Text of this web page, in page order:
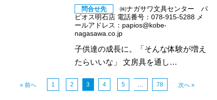
問合せ先
㈱ナガサワ文具センター パ
ピオス明石店 電話番号：078-915-5288 メ
ールアドレス：papios@kobe-
nagasawa.co.jp
子供達の成長に。「そんな体験が増え
たらいいな」 文房具を通し…
« 前へ 1 2 3 4 5 78 次へ »